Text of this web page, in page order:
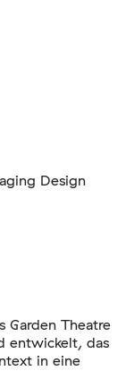
Design
Garden Theatre
entwickelt, das
in eine